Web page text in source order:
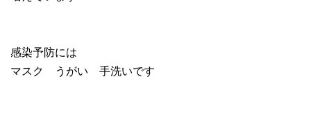
感染予防には
マスク うがい 手洗いです